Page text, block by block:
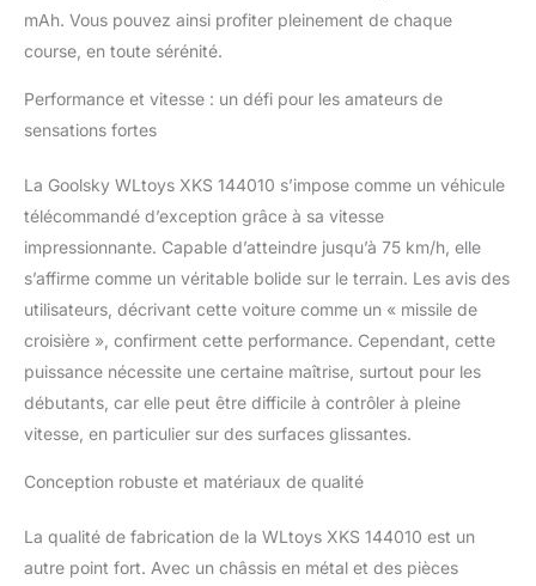
mAh. Vous pouvez ainsi profiter pleinement de chaque
course, en toute sérénité.
Performance et vitesse : un défi pour les amateurs de
sensations fortes
La Goolsky WLtoys XKS 144010 s’impose comme un véhicule
télécommandé d’exception grâce à sa vitesse
impressionnante. Capable d’atteindre jusqu’à 75 km/h, elle
s’affirme comme un véritable bolide sur le terrain. Les avis des
utilisateurs, décrivant cette voiture comme un « missile de
croisière », confirment cette performance. Cependant, cette
puissance nécessite une certaine maîtrise, surtout pour les
débutants, car elle peut être difficile à contrôler à pleine
vitesse, en particulier sur des surfaces glissantes.
Conception robuste et matériaux de qualité
La qualité de fabrication de la WLtoys XKS 144010 est un
autre point fort. Avec un châssis en métal et des pièces